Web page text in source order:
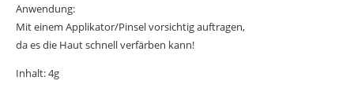
Anwendung:
Mit einem Applikator/Pinsel vorsichtig auftragen,
da es die Haut schnell verfärben kann!
Inhalt: 4g